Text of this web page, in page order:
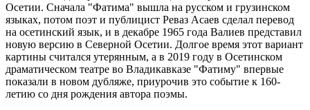
Осетии. Сначала "Фатима" вышла на русском и грузинском
языках, потом поэт и публицист Реваз Асаев сделал перевод
на осетинский язык, и в декабре 1965 года Валиев представил
новую версию в Северной Осетии. Долгое время этот вариант
картины считался утерянным, а в 2019 году в Осетинском
драматическом театре во Владикавказе "Фатиму" впервые
показали в новом дубляже, приурочив это событие к 160-
летию со дня рождения автора поэмы.